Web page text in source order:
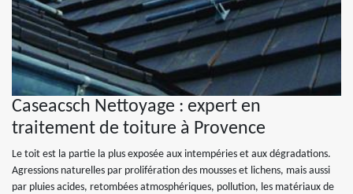
Caseacsch Nettoyage : expert en
traitement de toiture à Provence
Le toit est la partie la plus exposée aux intempéries et aux dégradations.
Agressions naturelles par prolifération des mousses et lichens, mais aussi
par pluies acides, retombées atmosphériques, pollution, les matériaux de